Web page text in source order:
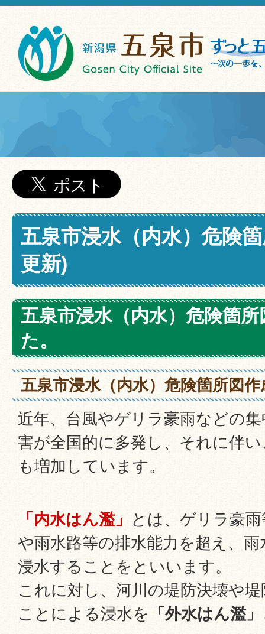
五泉市浸水（内水）危険
更新)
五泉市浸水（内水）危険箇
た。
五泉市浸水（内水）危険箇所図
近年、台風やゲリラ豪雨などの
害が全国的に多発し、それに伴
も増加しています。
「内水はん濫」
とは、ゲリラ豪
や雨水路等の排水能力を超え、
浸水することをといいます。
これに対し、河川の堤防決壊や
ことによる浸水を 「外水はん濫」